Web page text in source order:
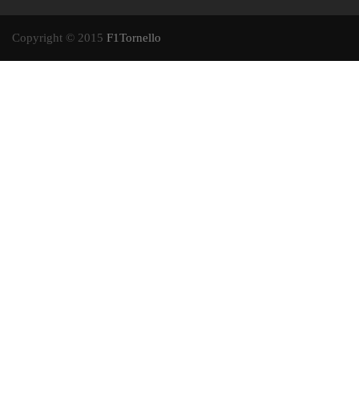
Copyright © 2015 F1Tornello